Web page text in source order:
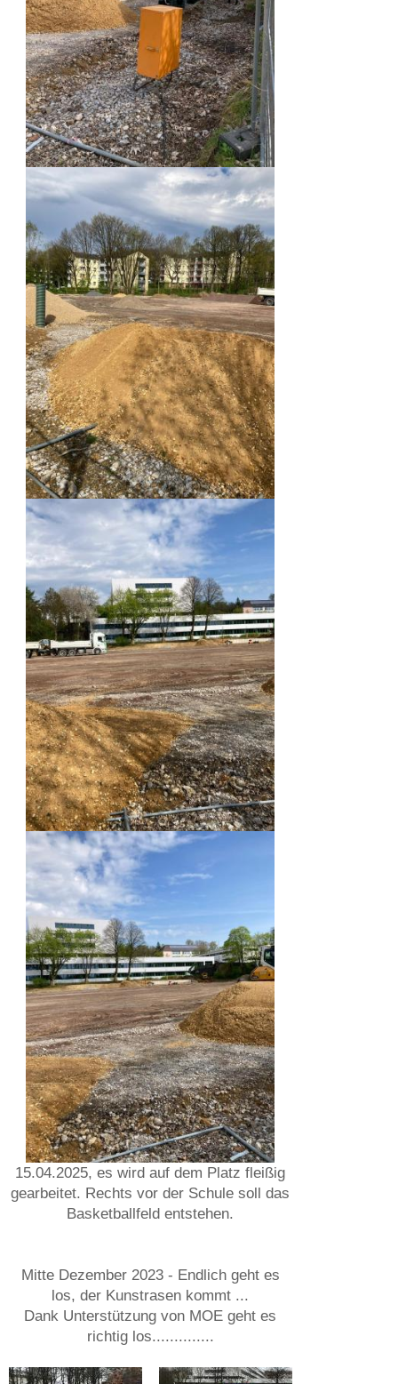
15.04.2025, es wird auf dem Platz fleißig
gearbeitet. Rechts vor der Schule soll das
Basketballfeld entstehen.
Mitte Dezember 2023 - Endlich geht es
los, der Kunstrasen kommt ...
Dank Unterstützung von MOE geht es
richtig los..............